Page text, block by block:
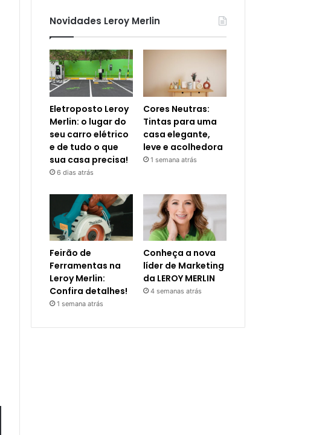
Novidades Leroy Merlin
Eletroposto Leroy
Merlin: o lugar do
seu carro elétrico
e de tudo o que
sua casa precisa!
6 dias atrás
Cores Neutras:
Tintas para uma
casa elegante,
leve e acolhedora
1 semana atrás
Feirão de
Ferramentas na
Leroy Merlin:
Confira detalhes!
1 semana atrás
Conheça a nova
líder de Marketing
da LEROY MERLIN
4 semanas atrás